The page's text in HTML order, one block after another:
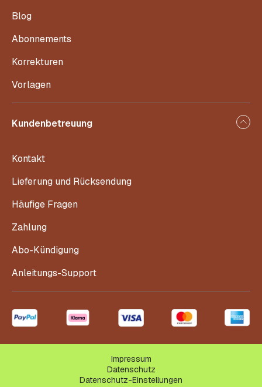
Blog
Abonnements
Korrekturen
Vorlagen
Kundenbetreuung
Kontakt
Lieferung und Rücksendung
Häufige Fragen
Zahlung
Abo-Kündigung
Anleitungs-Support
Impressum
Datenschutz
Datenschutz-Einstellungen